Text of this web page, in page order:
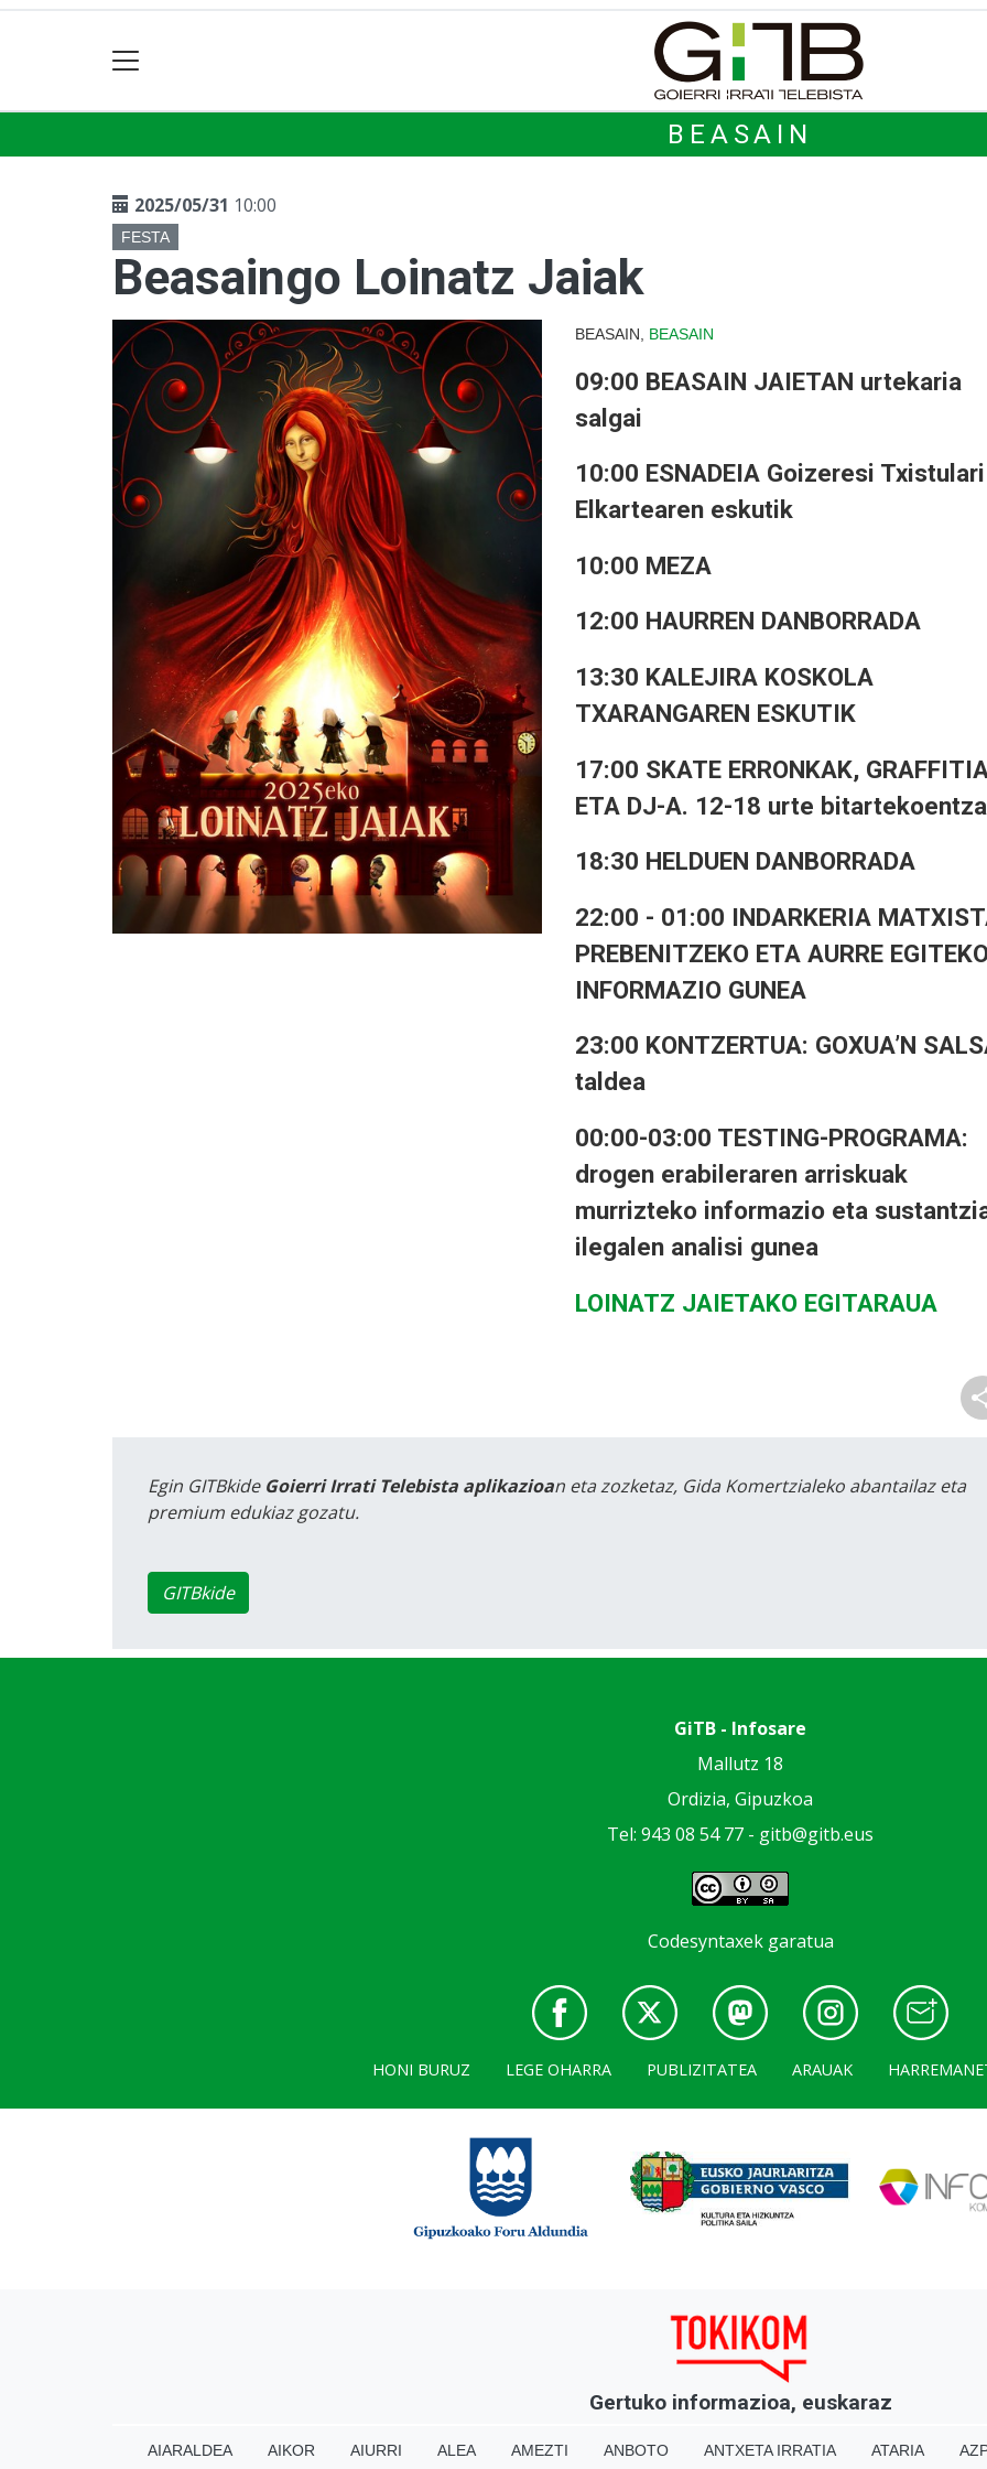
BEASAIN
2025/05/31 10:00
FESTA
Beasaingo Loinatz Jaiak
BEASAIN, BEASAIN
09:00 BEASAIN JAIETAN urtekaria
salgai
10:00 ESNADEIA Goizeresi Txistulari
Elkartearen eskutik
10:00 MEZA
12:00 HAURREN DANBORRADA
13:30 KALEJIRA KOSKOLA
TXARANGAREN ESKUTIK
17:00 SKATE ERRONKAK,
ETA DJ-A. 12-18 urte
18:30 HELDUEN DANBORRADA
22:00 - 01:00 INDARKERIA
PREBENITZEKO ETA AURRE
INFORMAZIO GUNEA
23:00 KONTZERTUA: GOXUA’N
taldea
00:00-03:00 TESTING-PROGRAMA:
drogen erabileraren arriskuak
murrizteko informazio eta
ilegalen analisi gunea
LOINATZ JAIETAKO EGITARAUA
Egin GITBkide Goierri Irrati Telebista aplikazioan eta zozketaz, Gida Komertzialeko abantailaz eta
premium edukiaz gozatu.
GITBkide
GiTB - Infosare
Mallutz 18
Ordizia, Gipuzkoa
Tel: 943 08 54 77 - gitb@gitb.eus
Codesyntaxek garatua
HONI BURUZ LEGE OHARRA PUBLIZITATEA ARAUAK
Gertuko informazioa, euskaraz
AIARALDEA AIKOR AIURRI ALEA AMEZTI ANBOTO ANTXETA IRRATIA ATARIA